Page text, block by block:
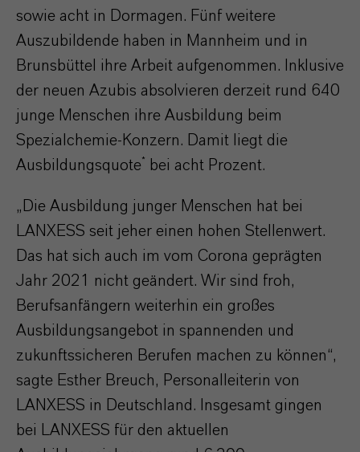
sowie acht in Dormagen. Fünf weitere
Auszubildende haben in Mannheim und in
Brunsbüttel ihre Arbeit aufgenommen. Inklusive
der neuen Azubis absolvieren derzeit rund 640
junge Menschen ihre Ausbildung beim
Spezialchemie-Konzern. Damit liegt die
Ausbildungsquote* bei acht Prozent.
„Die Ausbildung junger Menschen hat bei
LANXESS seit jeher einen hohen Stellenwert.
Das hat sich auch im vom Corona geprägten
Jahr 2021 nicht geändert. Wir sind froh,
Berufsanfängern weiterhin ein großes
Ausbildungsangebot in spannenden und
zukunftssicheren Berufen machen zu können“,
sagte Esther Breuch, Personalleiterin von
LANXESS in Deutschland. Insgesamt gingen
bei LANXESS für den aktuellen